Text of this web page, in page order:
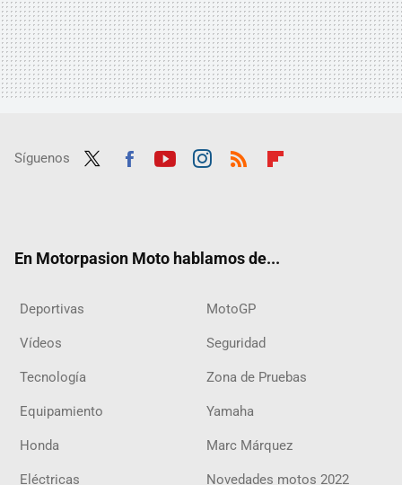
Síguenos
En Motorpasion Moto hablamos de...
Deportivas MotoGP
Vídeos Seguridad
Tecnología Zona de Pruebas
Equipamiento Yamaha
Honda Marc Márquez
Eléctricas Novedades motos 2022